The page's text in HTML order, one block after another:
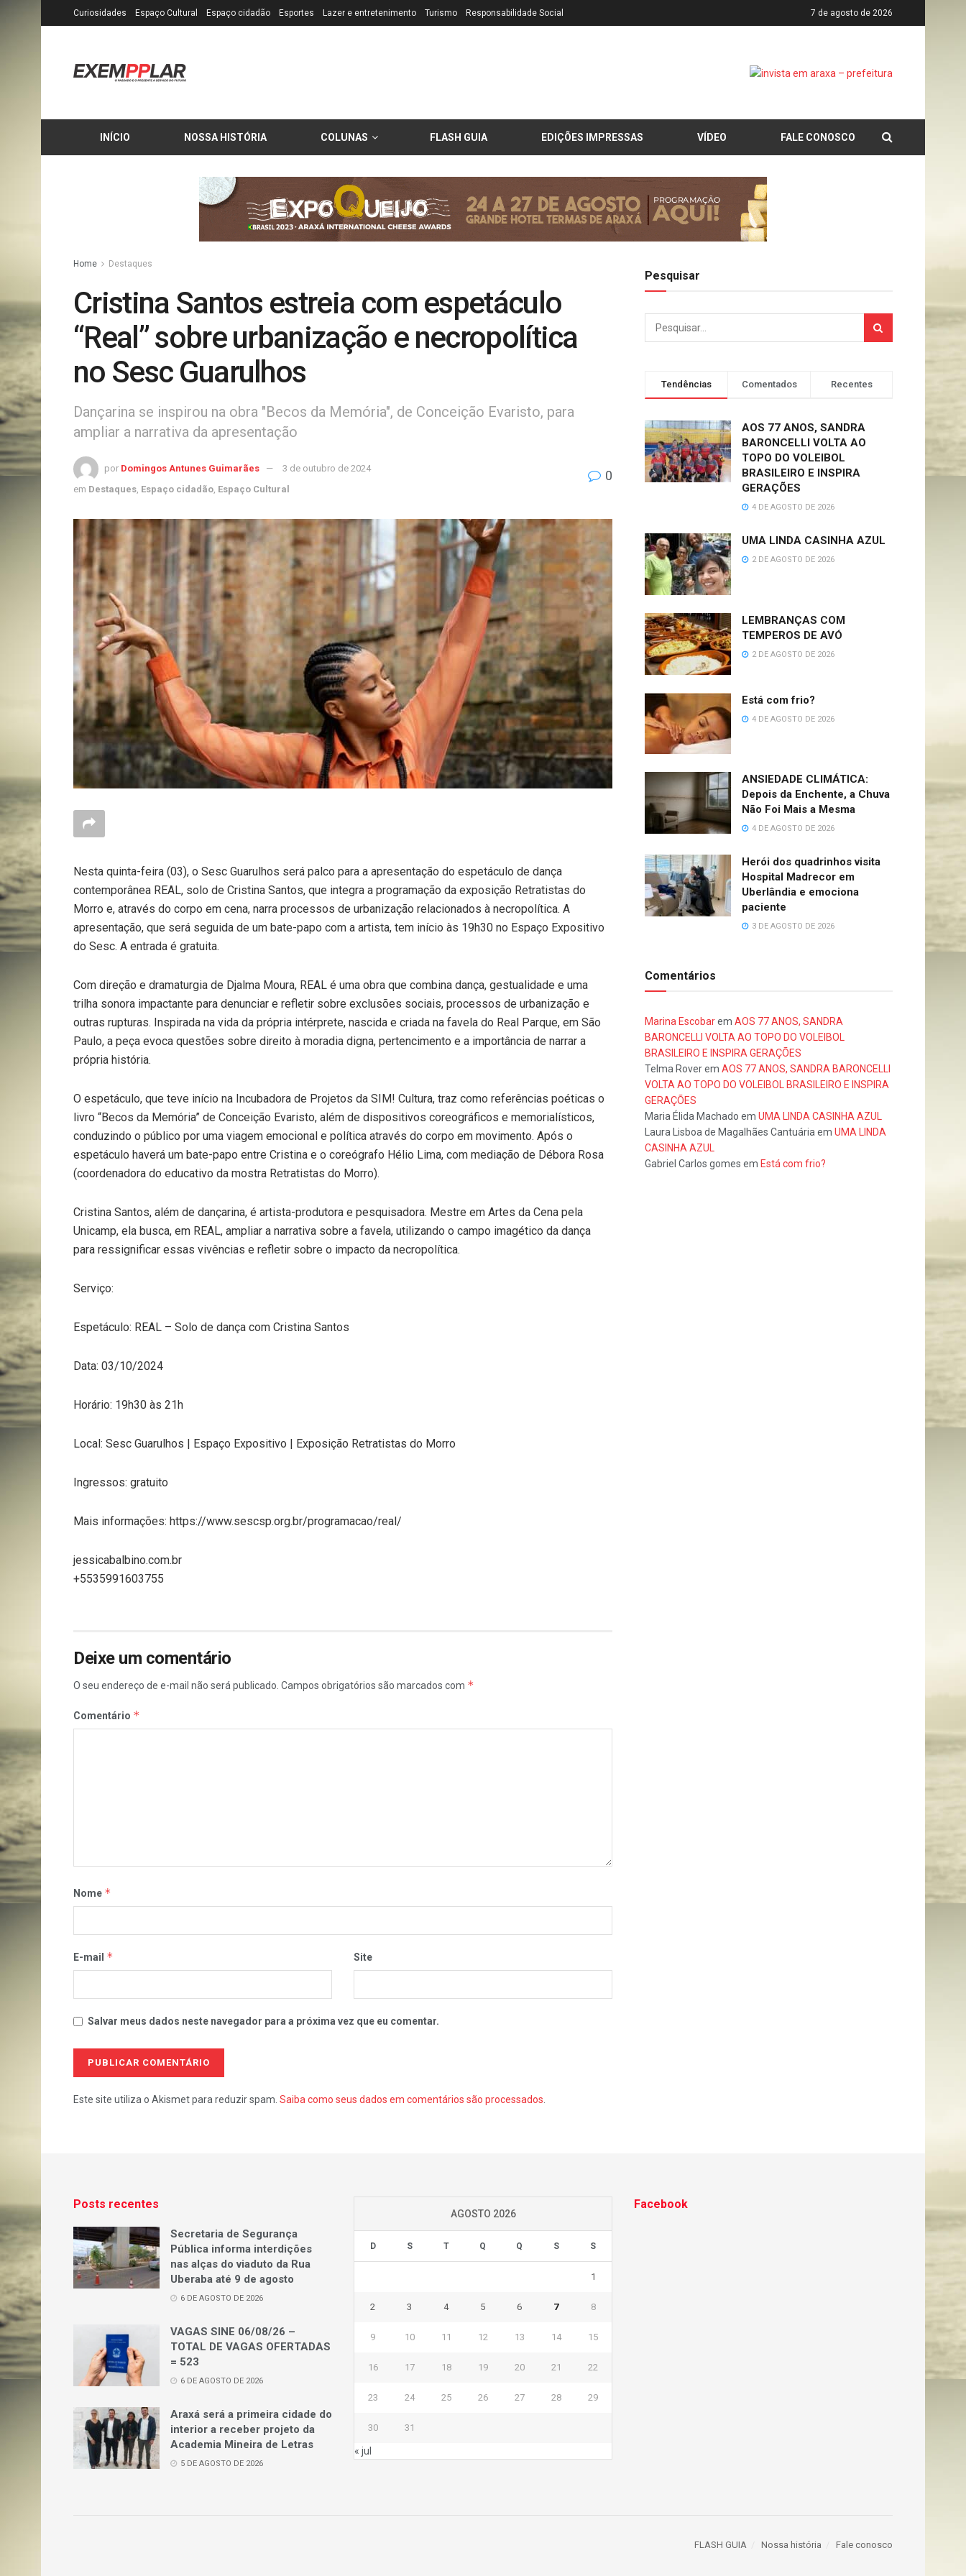
Curiosidades Espaço Cultural Espaço cidadão Esportes Lazer e entretenimento Turismo Responsabilidade Social 7 de agosto de 2026
INÍCIO NOSSA HISTÓRIA COLUNAS FLASH GUIA EDIÇÕES IMPRESSAS VÍDEO FALE CONOSCO
Home Destaques
Cristina Santos estreia com espetáculo
“Real” sobre urbanização e necropolítica
no Sesc Guarulhos
Dançarina se inspirou na obra "Becos da Memória", de Conceição Evaristo, para
ampliar a narrativa da apresentação
por Domingos Antunes Guimarães
3 de outubro de 2024
em Destaques Espaço cidadão Espaço Cultural
0
Nesta quinta-feira (03), o Sesc Guarulhos será palco para a apresentação do espetáculo de dança
contemporânea REAL, solo de Cristina Santos, que integra a programação da exposição Retratistas do
Morro e, através do corpo em cena, narra processos de urbanização relacionados à necropolítica. A
apresentação, que será seguida de um bate-papo com a artista, tem início às 19h30 no Espaço Expositivo
do Sesc. A entrada é gratuita.
Com direção e dramaturgia de Djalma Moura, REAL é uma obra que combina dança, gestualidade e uma
trilha sonora impactante para denunciar e refletir sobre exclusões sociais, processos de urbanização e
outras rupturas. Inspirada na vida da própria intérprete, nascida e criada na favela do Real Parque, em São
Paulo, a peça evoca questões sobre direito à moradia digna, pertencimento e a importância de narrar a
própria história.
O espetáculo, que teve início na Incubadora de Projetos da SIM! Cultura, traz como referências poéticas o
livro “Becos da Memória” de Conceição Evaristo, além de dispositivos coreográficos e memorialísticos,
conduzindo o público por uma viagem emocional e política através do corpo em movimento. Após o
espetáculo haverá um bate-papo entre Cristina e o coreógrafo Hélio Lima, com mediação de Débora Rosa
(coordenadora do educativo da mostra Retratistas do Morro).
Cristina Santos, além de dançarina, é artista-produtora e pesquisadora. Mestre em Artes da Cena pela
Unicamp, ela busca, em REAL, ampliar a narrativa sobre a favela, utilizando o campo imagético da dança
para ressignificar essas vivências e refletir sobre o impacto da necropolítica.
Serviço:
Espetáculo: REAL – Solo de dança com Cristina Santos
Data: 03/10/2024
Horário: 19h30 às 21h
Local: Sesc Guarulhos | Espaço Expositivo | Exposição Retratistas do Morro
Ingressos: gratuito
Mais informações: https://www.sescsp.org.br/programacao/real/
jessicabalbino.com.br
+5535991603755
Deixe um comentário
O seu endereço de e-mail não será publicado. Campos obrigatórios são marcados com *
Comentário *
Nome *
E-mail * Site
Salvar meus dados neste navegador para a próxima vez que eu comentar.
Este site utiliza o Akismet para reduzir spam. Saiba como seus dados em comentários são processados
Pesquisar
Tendências Comentados Recentes
AOS 77 ANOS, SANDRA
BARONCELLI VOLTA AO
TOPO DO VOLEIBOL
BRASILEIRO E INSPIRA
GERAÇÕES
4 DE AGOSTO DE 2026
UMA LINDA CASINHA AZUL
2 DE AGOSTO DE 2026
LEMBRANÇAS COM
TEMPEROS DE AVÓ
2 DE AGOSTO DE 2026
Está com frio?
4 DE AGOSTO DE 2026
ANSIEDADE CLIMÁTICA:
Depois da Enchente, a Chuva
Não Foi Mais a Mesma
4 DE AGOSTO DE 2026
Herói dos quadrinhos visita
Hospital Madrecor em
Uberlândia e emociona
paciente
3 DE AGOSTO DE 2026
Comentários
Marina Escobarem AOS 77 ANOS, SANDRA
BARONCELLI VOLTA AO TOPO DO VOLEIBOL
BRASILEIRO E INSPIRA GERAÇÕES
Telma Roverem AOS 77 ANOS, SANDRA BARONCELLI
VOLTA AO TOPO DO VOLEIBOL BRASILEIRO E INSPIRA
GERAÇÕES
Maria Élida Machado em UMA LINDA CASINHA AZUL
Laura Lisboa de Magalhães Cantuáriaem UMA LINDA
CASINHA AZUL
Gabriel Carlos gomes em Está com frio?
Posts recentes
Secretaria de Segurança
Pública informa interdições
nas alças do viaduto da Rua
Uberaba até 9 de agosto
6 DE AGOSTO DE 2026
VAGAS SINE 06/08/26 –
TOTAL DE VAGAS OFERTADAS
= 523
6 DE AGOSTO DE 2026
Araxá será a primeira cidade do
interior a receber projeto da
Academia Mineira de Letras
5 DE AGOSTO DE 2026
AGOSTO 2026
D S T Q Q S S
1
2 3 4 5 6 7 8
9 10 11 12 13 14 15
16 17 18 19 20 21 22
23 24 25 26 27 28 29
30 31
« jul
Facebook
FLASH GUIA Nossa história Fale conosco